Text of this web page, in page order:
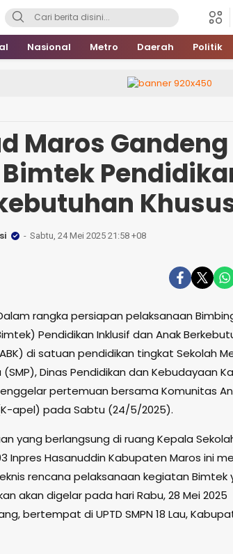
Nasional Metro Daerah Politik
Maros
Sabtu, 24 Mei 2025 21:58 +08
rangka persiapan pelaksanaan
Pendidikan Inklusif dan Anak
di satuan pendidikan tingkat Sekolah
Dinas Pendidikan dan Kebudayaan
pertemuan bersama Komunitas
apel) pada Sabtu (24/5/2025).
yang berlangsung di ruang Kepala
Inpres Hasanuddin Kabupaten Maros ini
rencana pelaksanaan kegiatan Bimtek
akan digelar pada hari Rabu, 28 Mei 2025
bertempat di UPTD SMPN 18 Lau,